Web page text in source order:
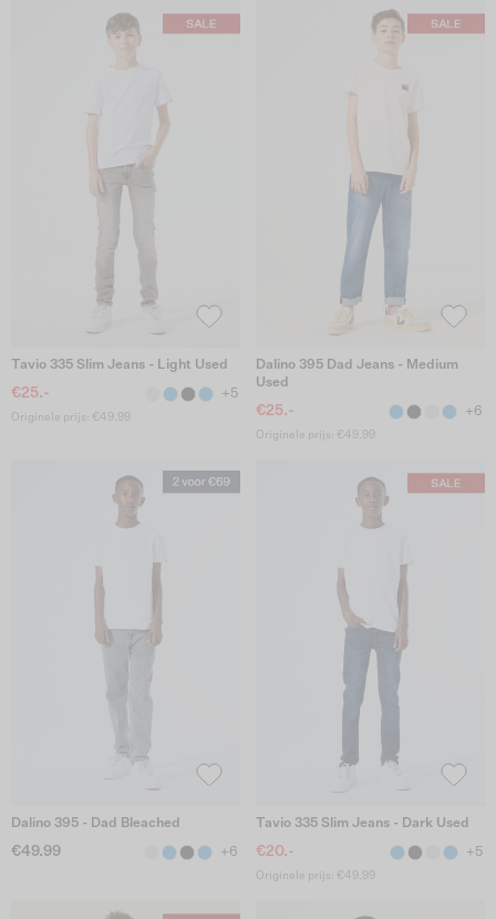
Tavio 335 Slim Jeans - Light Used
€25.- +5
Originele prijs: €49.99
Dalino 395 Dad Jeans - Medium
Used
€25.- +6
Originele prijs: €49.99
Dalino 395 - Dad Bleached
€49.99 +6
Tavio 335 Slim Jeans - Dark Used
€20.- +5
Originele prijs: €49.99